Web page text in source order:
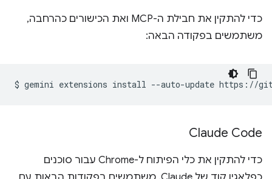
כדי להתקין את חבילת ה-MCP ואת הכישורים כהרחבה,
משתמשים בפקודה הבאה:
$ gemini extensions install --auto-update
Claude Code
כדי להתקין את כלי הפיתוח ל-Chrome עבור סוכנים